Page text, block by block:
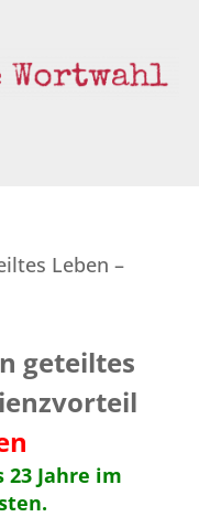
geteiltes
Jahre im